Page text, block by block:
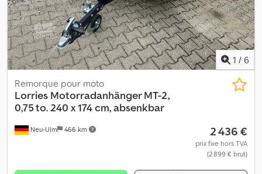
1 / 6
Neu-Ulm 466 km
Remorque pour moto
Lorries Motorradanhänger MT-2,
0,75 to. 240 x 174 cm, absenkbar
2 436 €
prix fixe hors TVA
(2 899 € brut)